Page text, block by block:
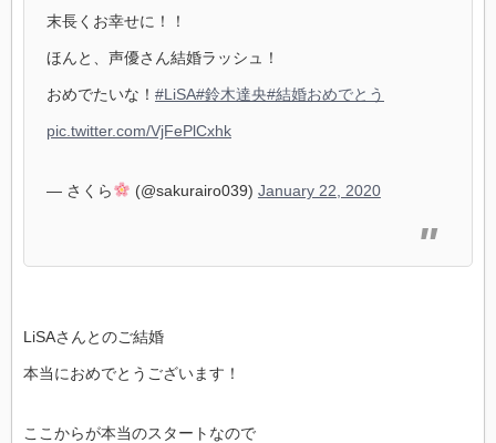
末長くお幸せに！！
ほんと、声優さん結婚ラッシュ！
おめでたいな！ #LiSA#鈴木達央#結婚おめでとう
pic.twitter.com/VjFePlCxhk
— さくら (@sakurairo039) January 22, 2020
LiSAさんとのご結婚
本当におめでとうございます！
ここからが本当のスタートなので